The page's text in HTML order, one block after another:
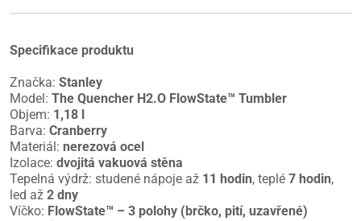
Specifikace produktu
Značka: Stanley
Model: The Quencher H2.O FlowState™ Tumbler
Objem: 1,18 l
Barva: Cranberry
Materiál: nerezová ocel
Izolace: dvojitá vakuová stěna
Tepelná výdrž: studené nápoje až 11 hodin, teplé 7 hodin,
led až 2 dny
Víčko: FlowState™ – 3 polohy (brčko, pití, uzavřené)